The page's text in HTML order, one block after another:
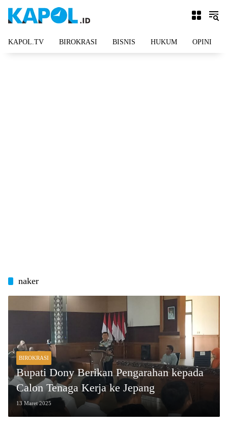
KAPOL.TV BIROKRASI BISNIS HUKUM OPINI
naker
BIROKRASI
Bupati Dony Berikan Pengarahan kepada
Calon Tenaga Kerja ke Jepang
13 Maret 2025